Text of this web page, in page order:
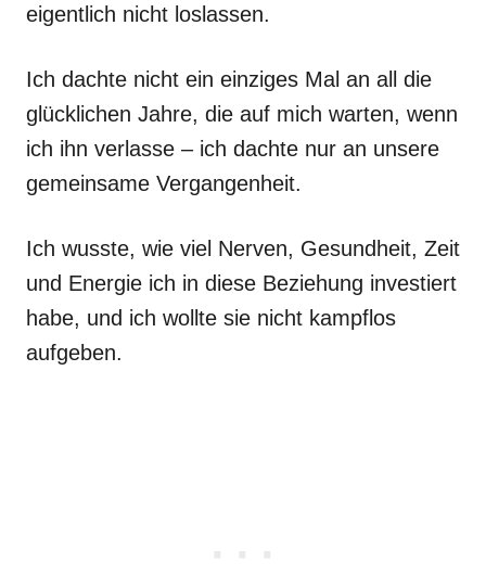
eigentlich nicht loslassen.
Ich dachte nicht ein einziges Mal an all die
glücklichen Jahre, die auf mich warten, wenn
ich ihn verlasse – ich dachte nur an unsere
gemeinsame Vergangenheit.
Ich wusste, wie viel Nerven, Gesundheit, Zeit
und Energie ich in diese Beziehung investiert
habe, und ich wollte sie nicht kampflos
aufgeben.